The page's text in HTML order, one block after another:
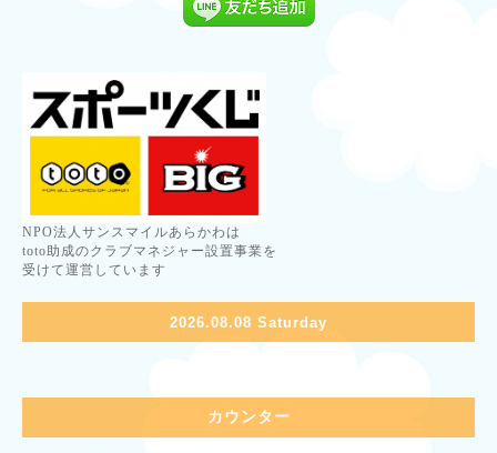
NPO法人サンスマイルあらかわは
toto助成のクラブマネジャー設置事業を
受けて運営しています
2026.08.08 Saturday
カウンター